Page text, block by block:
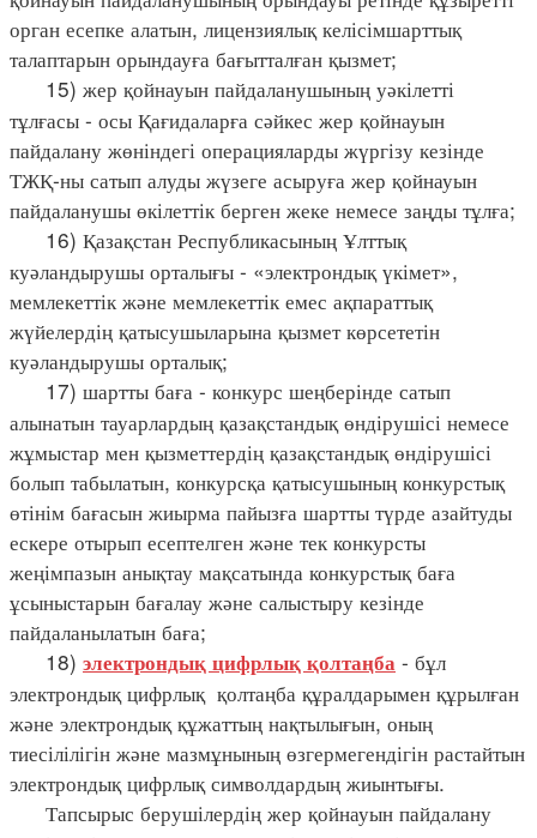
орган есепке алатын, лицензиялық келісімшарттық
талаптарын орындауға бағытталған қызмет;
15) жер қойнауын пайдаланушының уәкілетті
тұлғасы - осы Қағидаларға сәйкес жер қойнауын
пайдалану жөніндегі операцияларды жүргізу кезінде
ТЖҚ-ны сатып алуды жүзеге асыруға жер қойнауын
пайдаланушы өкілеттік берген жеке немесе заңды тұлға;
16) Қазақстан Республикасының Ұлттық
куәландырушы орталығы - «электрондық үкімет»,
мемлекеттік және мемлекеттік емес ақпараттық
жүйелердің қатысушыларына қызмет көрсететін
куәландырушы орталық;
17) шартты баға - конкурс шеңберінде сатып
алынатын тауарлардың қазақстандық өндірушісі немесе
жұмыстар мен қызметтердің қазақстандық өндірушісі
болып табылатын, конкурсқа қатысушының конкурстық
өтінім бағасын жиырма пайызға шартты түрде азайтуды
ескере отырып есептелген және тек конкурсты
жеңімпазын анықтау мақсатында конкурстық баға
ұсыныстарын бағалау және салыстыру кезінде
пайдаланылатын баға;
18) электрондық цифрлық қолтаңба - бұл
электрондық цифрлық қолтаңба құралдарымен құрылған
және электрондық құжаттың нақтылығын, оның
тиесілілігін және мазмұнының өзгермегендігін растайтын
электрондық цифрлық символдардың жиынтығы.
Тапсырыс берушілердің жер қойнауын пайдалану